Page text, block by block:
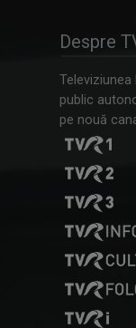
Despre
public
pe nouă